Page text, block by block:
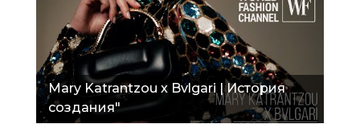
Mary Katrantzou x Bvlgari | История
создания"